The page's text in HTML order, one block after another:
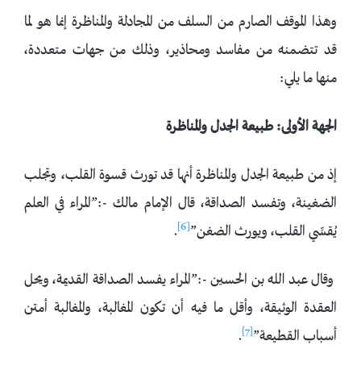
وهذا الموقف الصارم من السلف من المجادلة والمناظرة إنما هو لما
قد تتضمنه من مفاسد ومحاذير، وذلك من جهات متعددة،
منها ما يلي:
الجهة الأولى: طبيعة الجدل والمناظرة
إذ من طبيعة الجدل والمناظرة أنها قد تورث قسوة القلب، وتجلب
الضغينة، وتفسد الصداقة، قال الإمام مالك -:”المراء في العلم
يُقسِّي القلب، ويورث الضغن”[6]
.
وقال عبد الله بن الحسين -:”المراء يفسد الصداقة القديمة، ويحل
العقدة الوثيقة، وأقل ما فيه أن تكون المغالبة، والمغالبة أمتن
أسباب القطيعة”[7]
.